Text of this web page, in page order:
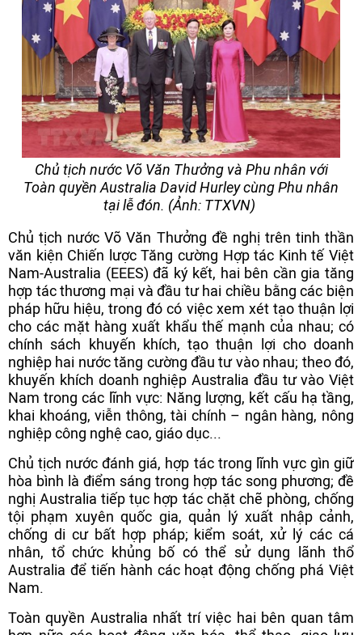
Chủ tịch nước Võ Văn Thưởng và Phu nhân với
Toàn quyền Australia David Hurley cùng Phu nhân
tại lễ đón. (Ảnh: TTXVN)
Chủ tịch nước Võ Văn Thưởng đề nghị trên tinh thần
văn kiện Chiến lược Tăng cường Hợp tác Kinh tế Việt
Nam-Australia (EEES) đã ký kết, hai bên cần gia tăng
hợp tác thương mại và đầu tư hai chiều bằng các biện
pháp hữu hiệu, trong đó có việc xem xét tạo thuận lợi
cho các mặt hàng xuất khẩu thế mạnh của nhau; có
chính sách khuyến khích, tạo thuận lợi cho doanh
nghiệp hai nước tăng cường đầu tư vào nhau; theo đó,
khuyến khích doanh nghiệp Australia đầu tư vào Việt
Nam trong các lĩnh vực: Năng lượng, kết cấu hạ tầng,
khai khoáng, viễn thông, tài chính – ngân hàng, nông
nghiệp công nghệ cao, giáo dục...
Chủ tịch nước đánh giá, hợp tác trong lĩnh vực gìn giữ
hòa bình là điểm sáng trong hợp tác song phương; đề
nghị Australia tiếp tục hợp tác chặt chẽ phòng, chống
tội phạm xuyên quốc gia, quản lý xuất nhập cảnh,
chống di cư bất hợp pháp; kiểm soát, xử lý các cá
nhân, tổ chức khủng bố có thể sử dụng lãnh thổ
Australia để tiến hành các hoạt động chống phá Việt
Nam.
Toàn quyền Australia nhất trí việc hai bên quan tâm